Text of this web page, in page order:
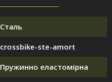
Сталь
crossbike-ste-amort
Пружинно еластомірна